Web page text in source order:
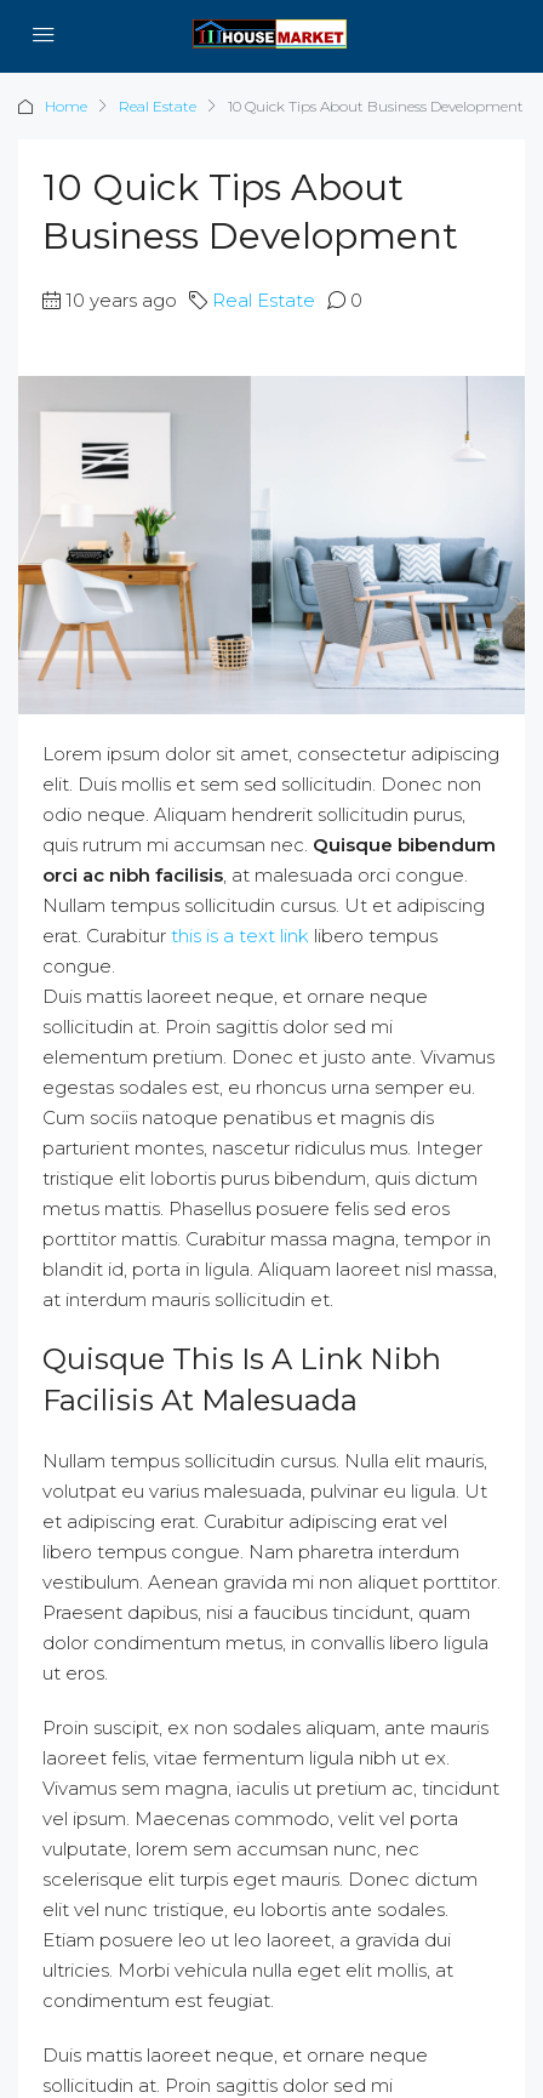
Home Real Estate 10 Quick Tips About Business Development
10 Quick Tips About
Business Development
10 years ago Real Estate 0
Lorem ipsum dolor sit amet, consectetur adipiscing
elit. Duis mollis et sem sed sollicitudin. Donec non
odio neque. Aliquam hendrerit sollicitudin purus,
quis rutrum mi accumsan nec. Quisque bibendum
orci ac nibh facilisis, at malesuada orci congue.
Nullam tempus sollicitudin cursus. Ut et adipiscing
erat. Curabitur this is a text link libero tempus
congue.
Duis mattis laoreet neque, et ornare neque
sollicitudin at. Proin sagittis dolor sed mi
elementum pretium. Donec et justo ante. Vivamus
egestas sodales est, eu rhoncus urna semper eu.
Cum sociis natoque penatibus et magnis dis
parturient montes, nascetur ridiculus mus. Integer
tristique elit lobortis purus bibendum, quis dictum
metus mattis. Phasellus posuere felis sed eros
porttitor mattis. Curabitur massa magna, tempor in
blandit id, porta in ligula. Aliquam laoreet nisl massa,
at interdum mauris sollicitudin et.
Quisque This Is A Link Nibh
Facilisis At Malesuada
Nullam tempus sollicitudin cursus. Nulla elit mauris,
volutpat eu varius malesuada, pulvinar eu ligula. Ut
et adipiscing erat. Curabitur adipiscing erat vel
libero tempus congue. Nam pharetra interdum
vestibulum. Aenean gravida mi non aliquet porttitor.
Praesent dapibus, nisi a faucibus tincidunt, quam
dolor condimentum metus, in convallis libero ligula
ut eros.
Proin suscipit, ex non sodales aliquam, ante mauris
laoreet felis, vitae fermentum ligula nibh ut ex.
Vivamus sem magna, iaculis ut pretium ac, tincidunt
vel ipsum. Maecenas commodo, velit vel porta
vulputate, lorem sem accumsan nunc, nec
scelerisque elit turpis eget mauris. Donec dictum
elit vel nunc tristique, eu lobortis ante sodales.
Etiam posuere leo ut leo laoreet, a gravida dui
ultricies. Morbi vehicula nulla eget elit mollis, at
condimentum est feugiat.
Duis mattis laoreet neque, et ornare neque
sollicitudin at. Proin sagittis dolor sed mi